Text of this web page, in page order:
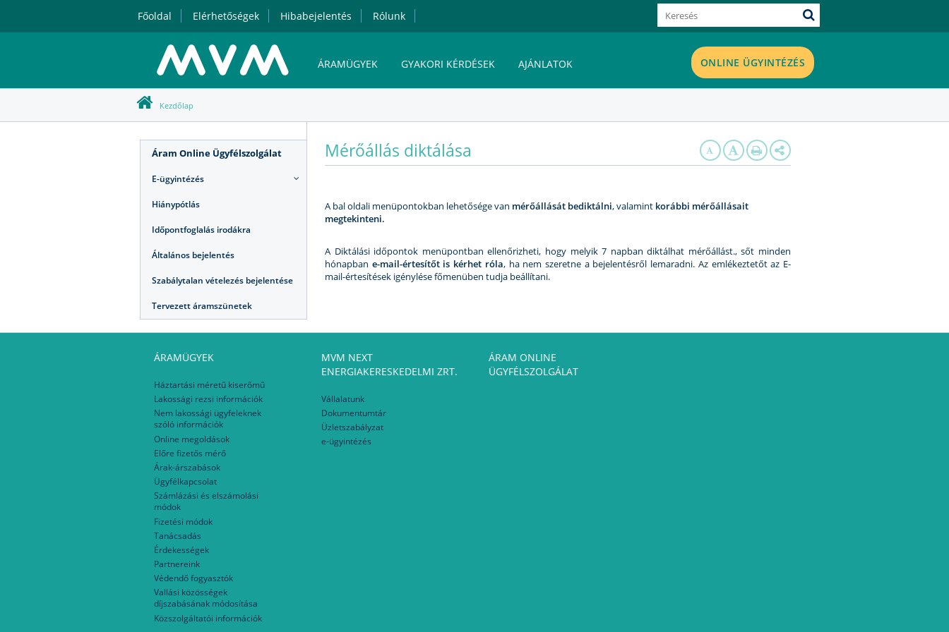
Főoldal Elérhetőségek Hibabejelentés Rólunk
ÁRAMÜGYEK GYAKORI KÉRDÉSEK AJÁNLATOK
ÁRAM ONLINE ÜGYFÉLSZOLGÁLAT
ONLINE ÜGYINTÉZÉS
Kezdőlap
Áram Online Ügyfélszolgálat
E-ügyintézés
Hiánypótlás
Időpontfoglalás irodákra
Általános bejelentés
Szabálytalan vételezés bejelentése
Tervezett áramszünetek
Mérőállás diktálása
A bal oldali menüpontokban lehetősége van mérőállását bediktálni, valamint korábbi mérőállásait
megtekinteni.
A Diktálási időpontok menüpontban ellenőrizheti, hogy melyik 7 napban diktálhat mérőállást., sőt minden
hónapban e-mail-értesítőt is kérhet róla, ha nem szeretne a bejelentésről lemaradni. Az emlékeztetőt az E-
mail-értesítések igénylése főmenüben tudja beállítani.
ÁRAMÜGYEK
Háztartási méretű kiserőmű
Lakossági rezsi információk
Nem lakossági ügyfeleknek
szóló információk
Online megoldások
Előre fizetős mérő
Árak-árszabások
Ügyfélkapcsolat
Számlázási és elszámolási
módok
Fizetési módok
Tanácsadás
Érdekességek
Partnereink
Védendő fogyasztók
Vallási közösségek
díjszabásának módosítása
Közszolgáltatói információk
MVM NEXT
ENERGIAKERESKEDELMI ZRT.
Vállalatunk
Dokumentumtár
Üzletszabályzat
e-ügyintézés
ÁRAM ONLINE
ÜGYFÉLSZOLGÁLAT